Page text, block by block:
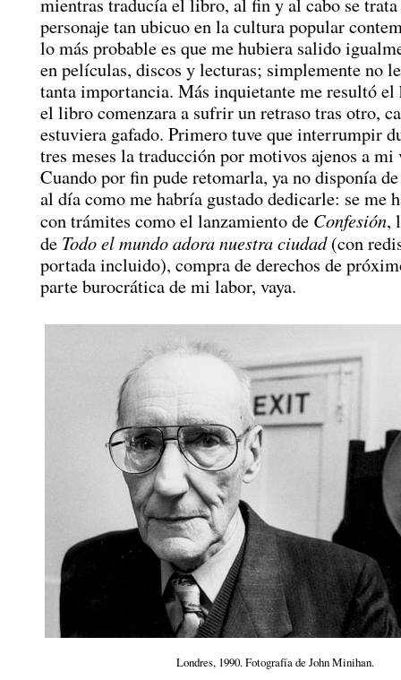
mientras traducía el libro, al fin y al cabo se trata
personaje tan ubicuo en la cultura popular
lo más probable es que me hubiera salido
en películas, discos y lecturas; simplemente no
tanta importancia. Más inquietante me resultó el
el libro comenzara a sufrir un retraso tras otro,
estuviera gafado. Primero tuve que interrumpir
tres meses la traducción por motivos ajenos a mi
Cuando por fin pude retomarla, ya no disponía
al día como me habría gustado dedicarle: se me
con trámites como el lanzamiento de Confesión,
de Todo el mundo adora nuestra ciudad(con
portada incluido), compra de derechos de
parte burocrática de mi labor, vaya.
Londres, 1990. Fotografía de John Minihan.